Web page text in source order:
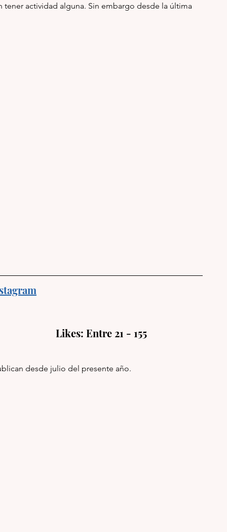
tener actividad alguna. Sin embargo desde la última
Likes: Entre 21 - 155
desde julio del presente año.